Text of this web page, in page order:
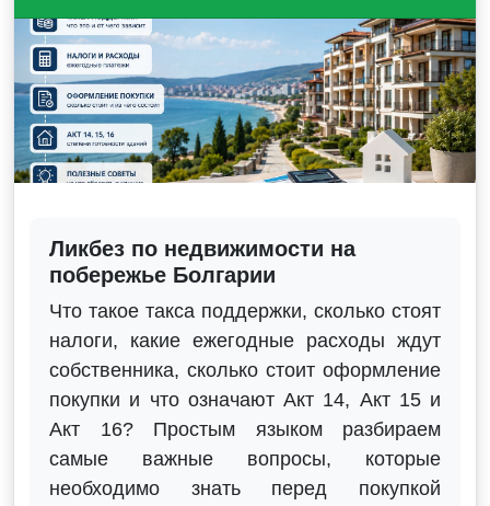
Ликбез по недвижимости на
побережье Болгарии
Что такое такса поддержки, сколько стоят
налоги, какие ежегодные расходы ждут
собственника, сколько стоит оформление
покупки и что означают Акт 14, Акт 15 и
Акт 16? Простым языком разбираем
самые важные вопросы, которые
необходимо знать перед покупкой